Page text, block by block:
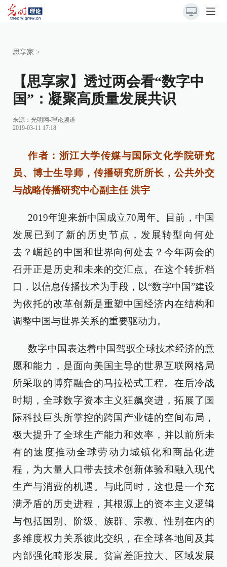
思享家 >
【思享家】透过两会看“数字中
国”：凝聚高质量发展共识
来源： 光明网-理论频道
2019-03-11 17:18
作者：浙江大学传媒与国际文化学院研究
员、博士生导师，传播研究所所长，公共外交
与战略传播研究中心副主任 洪宇
2019年迎来新中国成立70周年。目前，中国
发展已到了新的历史节点，发展转型向何处
去？崛起的中国和世界向何处去？今年两会的
召开正是历史和未来的交汇点。在这个转折档
口，以信息传播技术为手段，以“数字中国”建设
为依托的改革创新是重塑中国经济内在结构和
调整中国与世界关系的重要驱动力。
数字中国表达着中国驾驭全球技术经济的意
愿和能力，是面向美国主导的世界互联网格局
所采取的博弈融合的马拉松式工程。在后冷战
时期，全球数字资本主义狂飙突进，拓展了国
际科技巨头所掌控的跨国产业链的空间布局，
极大提升了全球生产能力和效率，并以前所未
有的速度推动全球劳动力城镇化和商品化进
程，为大量人口带去技术创新体验和融入现代
生产与消费的机遇。与此同时，这也是一个充
满矛盾的历史进程，其根源上的资本主义逻辑
与包括国别、阶级、族群、宗教、性别在内的
多维度权力关系彼此交织，在全球各地间及其
内部强化畸形发展。贫富差距拉大、区域发展